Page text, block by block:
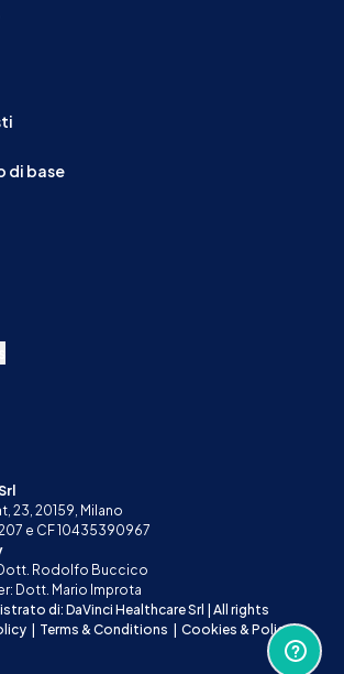
di base
23, 20159, Milano
e CF 10435390967
Rodolfo Buccico
Dott. Mario Improta
di: DaVinci Healthcare Srl | All rights
| Terms & Conditions | Cookies & Policy